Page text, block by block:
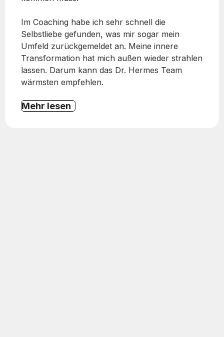
Im Coaching habe ich sehr schnell die
Selbstliebe gefunden, was mir sogar mein
Umfeld zurückgemeldet an. Meine innere
Transformation hat mich außen wieder strahlen
lassen. Darum kann das Dr. Hermes Team
wärmsten empfehlen.
Mehr lesen